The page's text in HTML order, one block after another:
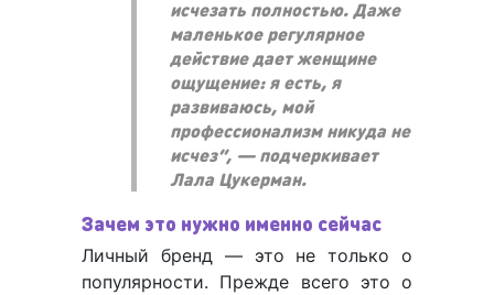
исчезать полностью. Даже
маленькое регулярное
действие дает женщине
ощущение: я есть, я
развиваюсь, мой
профессионализм никуда не
исчез”, — подчеркивает
Лала Цукерман.
Зачем это нужно именно сейчас
Личный бренд — это не только о
популярности. Прежде всего это о